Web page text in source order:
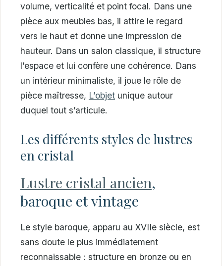
volume, verticalité et point focal. Dans une
pièce aux meubles bas, il attire le regard
vers le haut et donne une impression de
hauteur. Dans un salon classique, il structure
l’espace et lui confère une cohérence. Dans
un intérieur minimaliste, il joue le rôle de
pièce maîtresse, L’objet unique autour
duquel tout s’articule.
Les différents styles de lustres
en cristal
Lustre cristal ancien,
baroque et vintage
Le style baroque, apparu au XVIIe siècle, est
sans doute le plus immédiatement
reconnaissable : structure en bronze ou en